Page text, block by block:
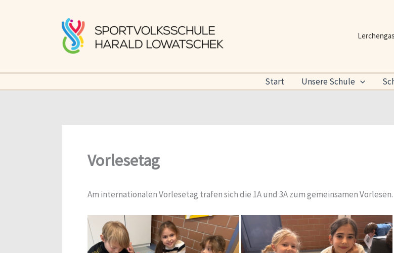
Start Unsere Schule
Vorlesetag
Am internationalen Vorlesetag trafen sich die 1A und 3A zum gemeinsamen Vorlesen.